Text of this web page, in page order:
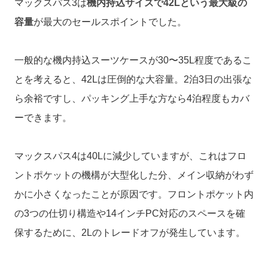
マックスパス3は機内持込サイズで42Lという最大級の
容量が最大のセールスポイントでした。
一般的な機内持込スーツケースが30〜35L程度であるこ
とを考えると、42Lは圧倒的な大容量。2泊3日の出張な
ら余裕ですし、パッキング上手な方なら4泊程度もカバ
ーできます。
マックスパス4は40Lに減少していますが、これはフロ
ントポケットの機構が大型化した分、メイン収納がわず
かに小さくなったことが原因です。フロントポケット内
の3つの仕切り構造や14インチPC対応のスペースを確
保するために、2Lのトレードオフが発生しています。